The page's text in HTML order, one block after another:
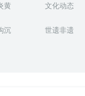
黄 文化动态
沉 世遗非遗